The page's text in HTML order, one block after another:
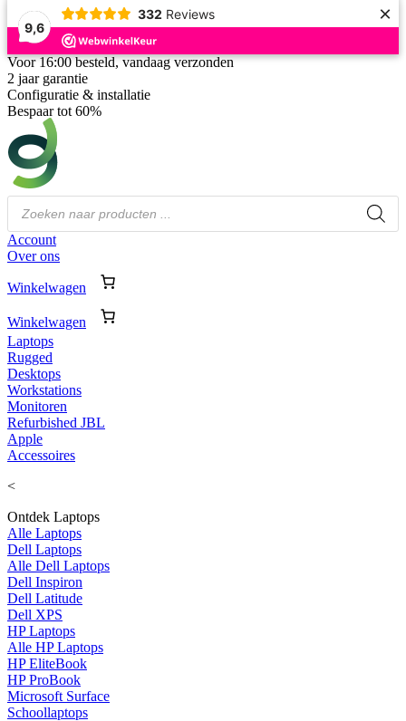
9,6
332 Reviews ×
Voor 16:00 besteld, vandaag verzonden
2 jaar garantie
Configuratie & installatie
Bespaar tot 60%
Producten
zoeken
Account
Over ons
Winkelwagen
Winkelwagen
Laptops
Rugged
Desktops
Workstations
Monitoren
Refurbished JBL
Apple
Accessoires
<
Ontdek Laptops
Alle Laptops
Dell Laptops
Alle Dell Laptops
Dell Inspiron
Dell Latitude
Dell XPS
HP Laptops
Alle HP Laptops
HP EliteBook
HP ProBook
Microsoft Surface
Schoollaptops